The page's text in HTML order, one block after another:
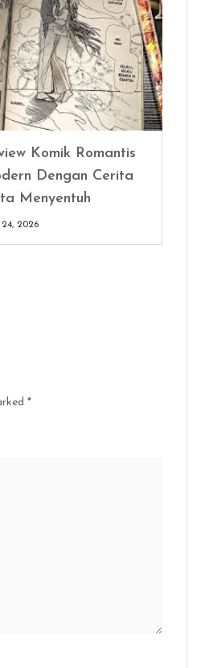
Komik Romantis
Dengan Cerita
Menyentuh
2026
*